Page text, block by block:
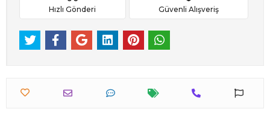
Hızlı Gönderi Güvenli Alışveriş